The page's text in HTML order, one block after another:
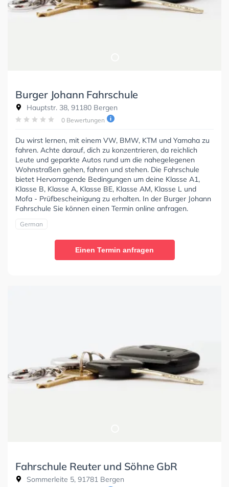
Burger Johann Fahrschule
Hauptstr. 38, 91180 Bergen
0 Bewertungen
Du wirst lernen, mit einem VW, BMW, KTM und Yamaha zu
fahren. Achte darauf, dich zu konzentrieren, da reichlich
Leute und geparkte Autos rund um die nahegelegenen
Wohnstraßen gehen, fahren und stehen. Die Fahrschule
bietet Hervorragende Bedingungen um deine Klasse A1,
Klasse B, Klasse A, Klasse BE, Klasse AM, Klasse L und
Mofa - Prüfbescheinigung zu erhalten. In der Burger Johann
Fahrschule Sie können einen Termin online anfragen.
German
Einen Termin anfragen
Fahrschule Reuter und Söhne GbR
Sommerleite 5, 91781 Bergen